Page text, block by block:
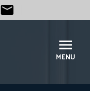
MENU